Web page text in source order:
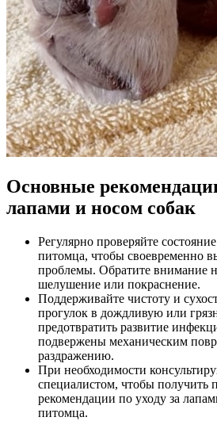
Основные
лапами и носом собак
Регулярно проверяйте
питомца, чтобы своевременно
проблемы. Обратите внимание
шелушение или покраснение.
Поддерживайте чистоту и
прогулок в дождливую или
предотвратить развитие
подвержены механическим
раздражению.
При необходимости
специалистом, чтобы получить
рекомендации по уходу за
питомца.